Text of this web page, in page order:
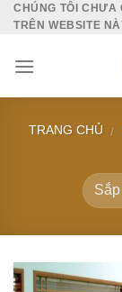
SkipCHÚNG TÔI CHƯA
TRÊN WEBSITE
TRANG CHỦ /